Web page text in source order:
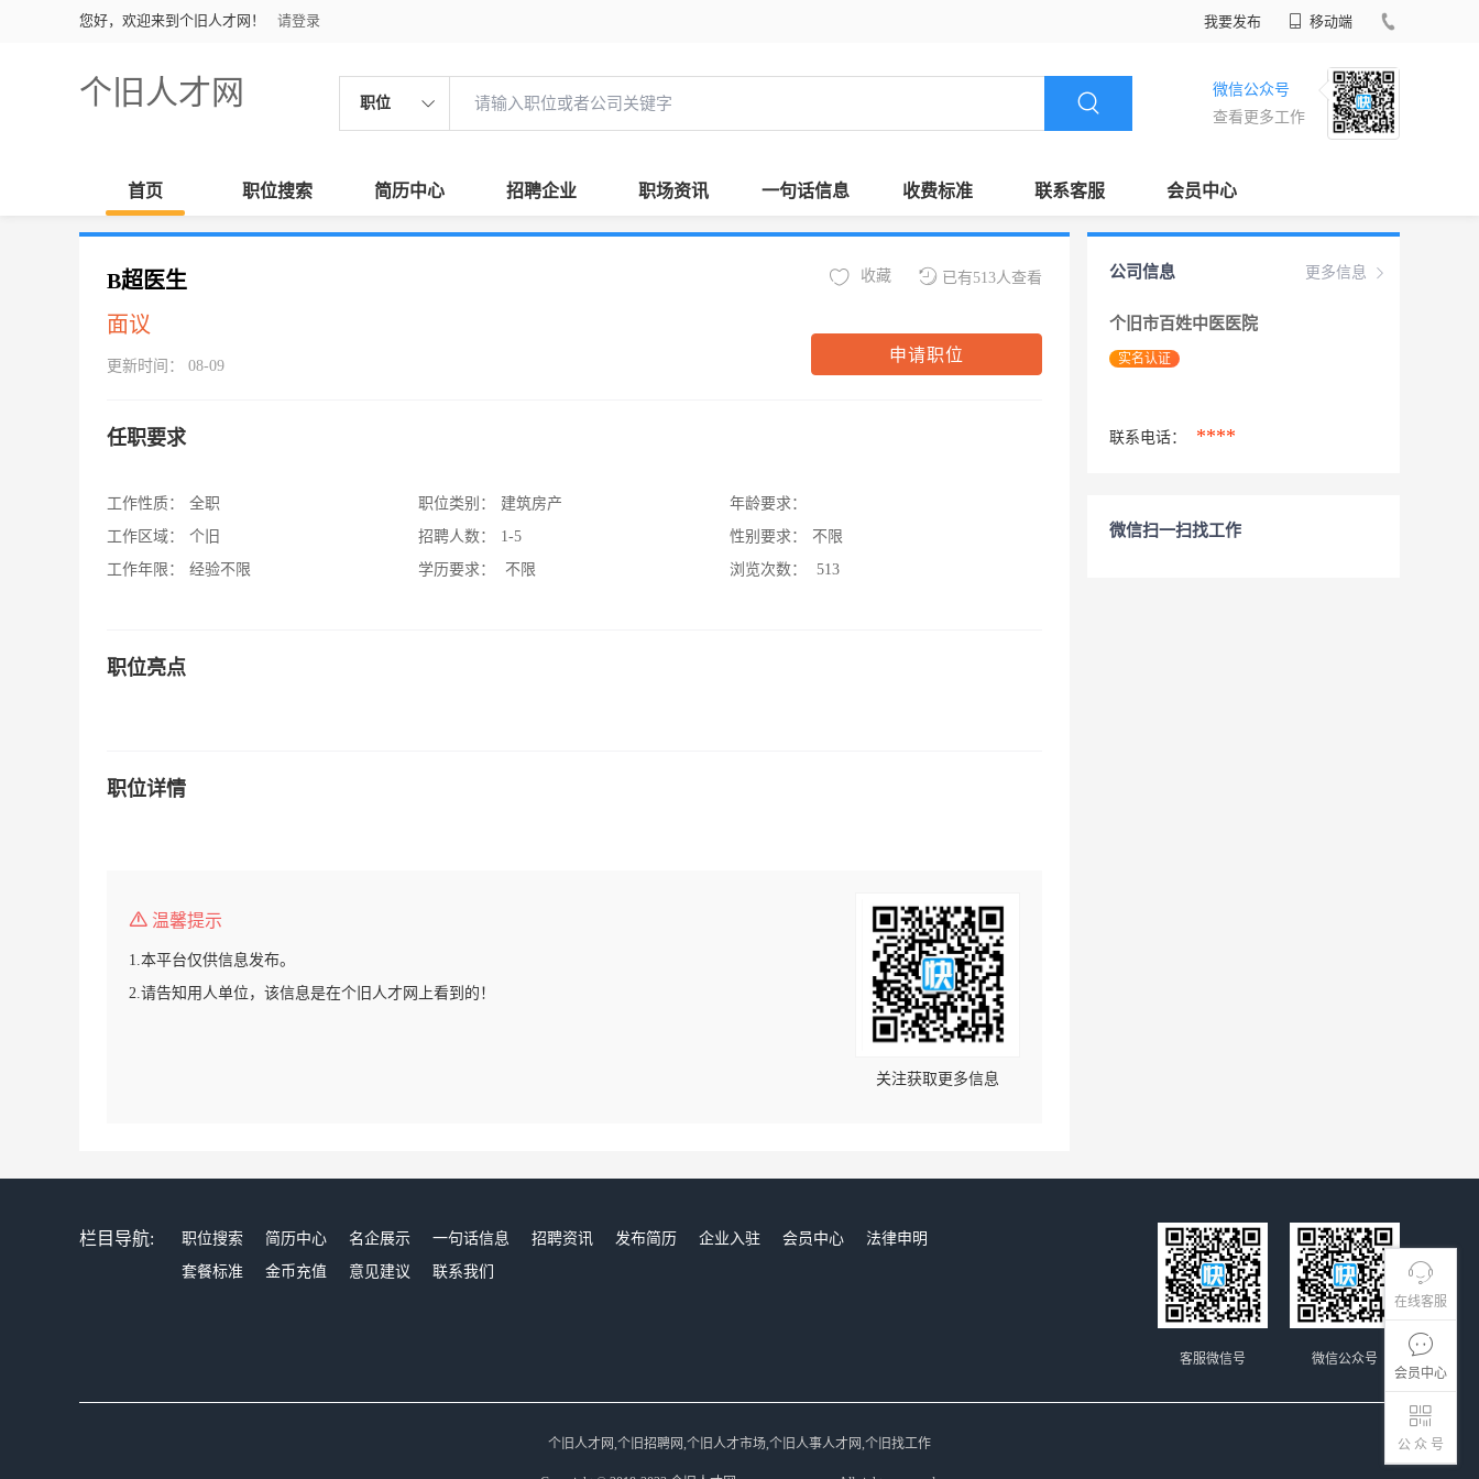
您好，欢迎来到个旧人才网！ 请登录 我要发布 移动端
个旧人才网 职位
微信公众号
查看更多工作
首页 职位搜索 简历中心 招聘企业 职场资讯 一句话信息 收费标准 联系客服 会员中心
在线客服
会员中心
公 众 号
B超医生
面议
更新时间： 08-09
已有513人查看
收藏
申请职位
任职要求
工作性质：
全职
工作区域：
个旧
工作年限：
经验不限
职位类别：
建筑房产
招聘人数：
1-5
学历要求：
不限
年龄要求：
性别要求：
不限
浏览次数：
513
职位亮点
职位详情
温馨提示
1.本平台仅供信息发布。
2.请告知用人单位，该信息是在个旧人才网上看到的！
关注获取更多信息
更多信息
公司信息
个旧市百姓中医医院
实名认证
联系电话： ****
微信扫一扫找工作
栏目导航: 职位搜索 简历中心 名企展示 一句话信息 招聘资讯 发布简历 企业入驻 会员中心
法律申明
套餐标准
金币充值 意见建议 联系我们
微信公众号
客服微信号
个旧人才网,个旧招聘网,个旧人才市场,个旧人事人才网,个旧找工作